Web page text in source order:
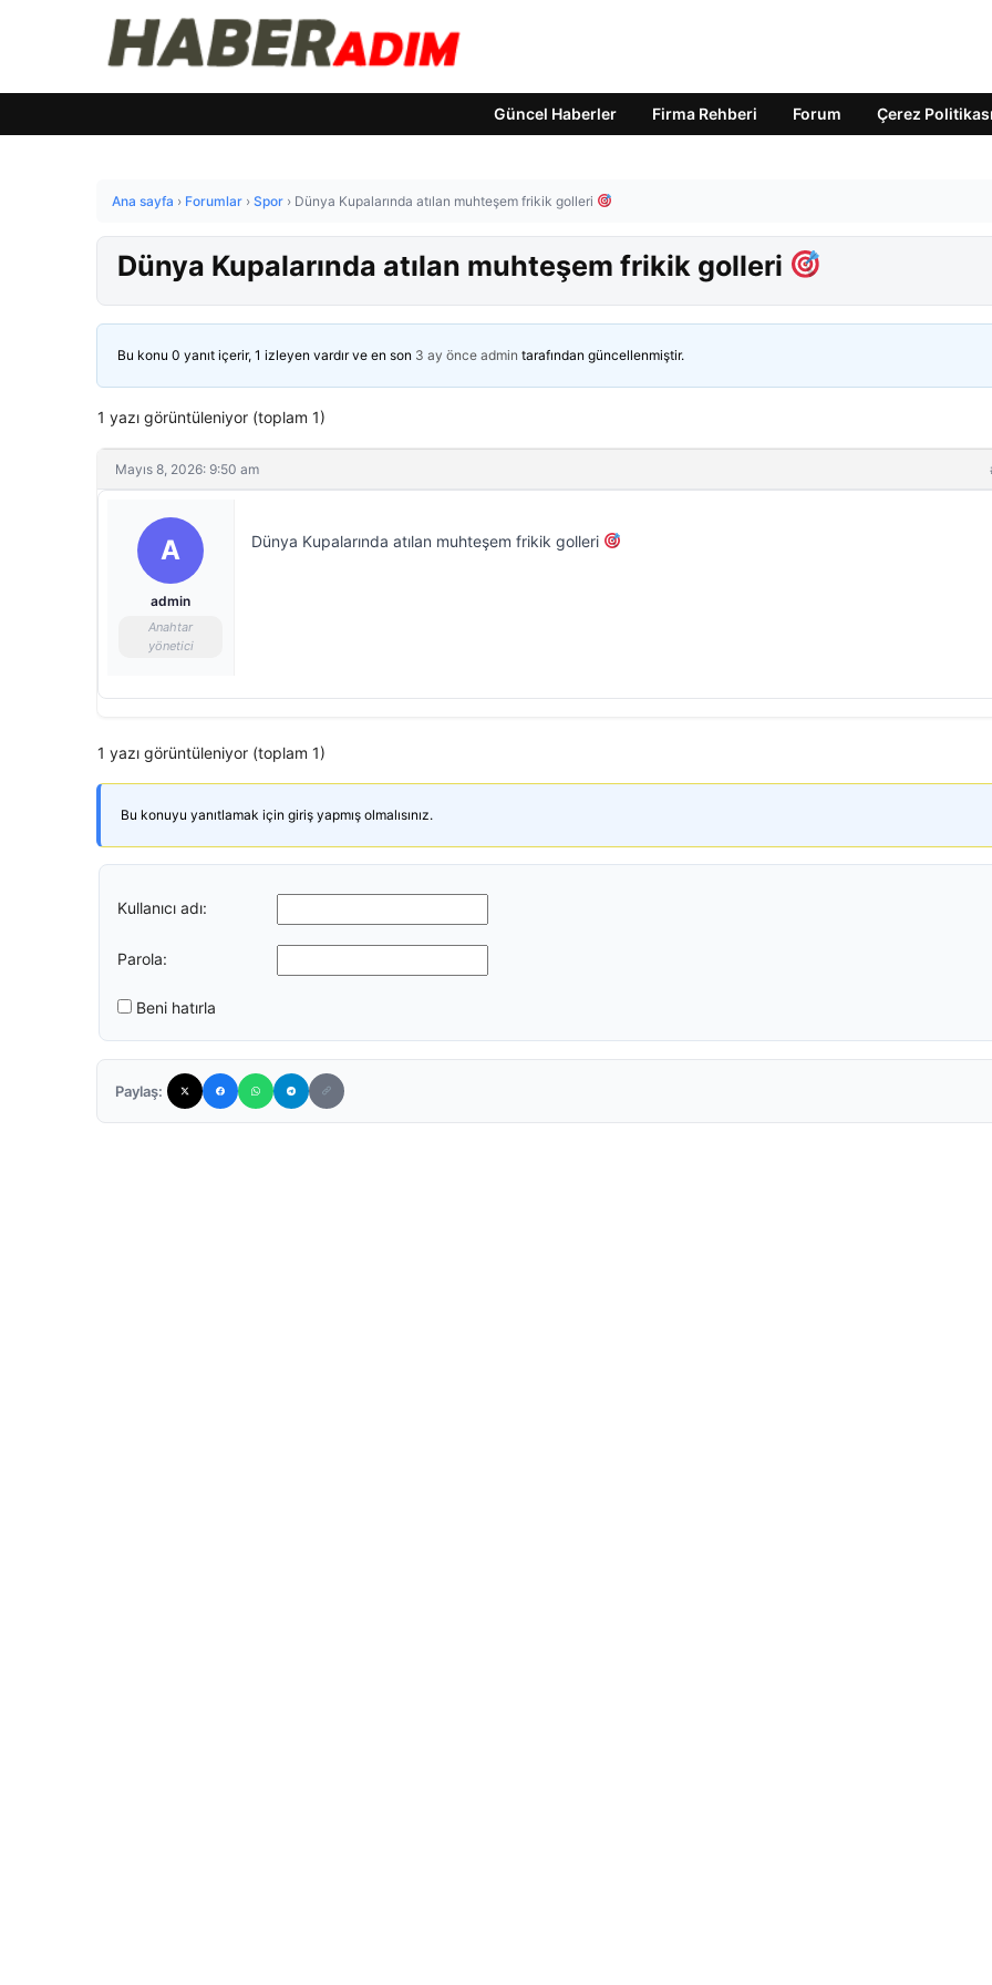
Güncel Haberler Firma Rehberi Forum Çerez Politikası
Ana sayfa › Forumlar › Spor › Dünya Kupalarında atılan muhteşem frikik golleri
Dünya Kupalarında atılan muhteşem frikik golleri
Bu konu 0 yanıt içerir, 1 izleyen vardır ve en son 3 ay önce admin tarafından güncellenmiştir.
1 yazı görüntüleniyor (toplam 1)
Mayıs 8, 2026: 9:50 am
A
admin
Anahtar
yönetici
Dünya Kupalarında atılan muhteşem frikik golleri
1 yazı görüntüleniyor (toplam 1)
Bu konuyu yanıtlamak için giriş yapmış olmalısınız.
Kullanıcı adı:
Parola:
Beni hatırla
Paylaş: